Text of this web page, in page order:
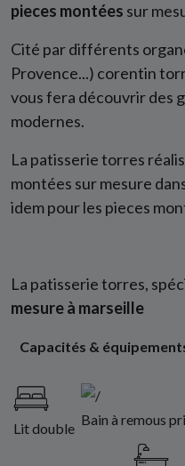
pieces montées sur
Cité par différents
Provence...) corentin
vous fera découvrir des
modernes.
La patisserie torres
montées sur mesure
idem pour les pieces
La patisserie torres,
mesure à marseille
Capacités &
Lit double
Bain à remous